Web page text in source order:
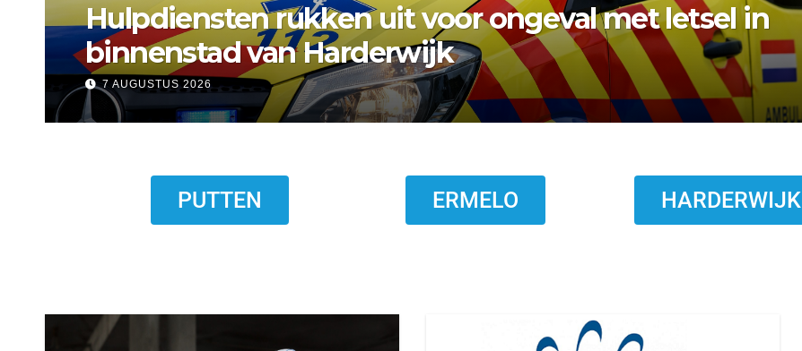
Gemeente Ermelo wijst bezwaar vishandel af:
standplaats op Markt stopt eind 2026
7 AUGUSTUS 2026
PUTTEN ERMELO HARDERWIJK